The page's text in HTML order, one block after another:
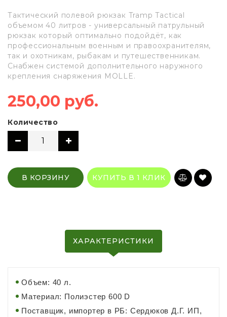
Тактический полевой рюкзак Tramp Tactical
объемом 40 литров - универсальный патрульный
рюкзак который оптимально подойдёт, как
профессиональным военным и правоохранителям,
так и охотникам, рыбакам и путешественникам.
Снабжен системой дополнительного наружного
крепления снаряжения MOLLE.
250,00 руб.
Количество
В КОРЗИНУ КУПИТЬ В 1 КЛИК
ХАРАКТЕРИСТИКИ
Объем: 40 л.
Материал: Полиэстер 600 D
Поставщик, импортер в РБ: Сердюков Д.Г. ИП,